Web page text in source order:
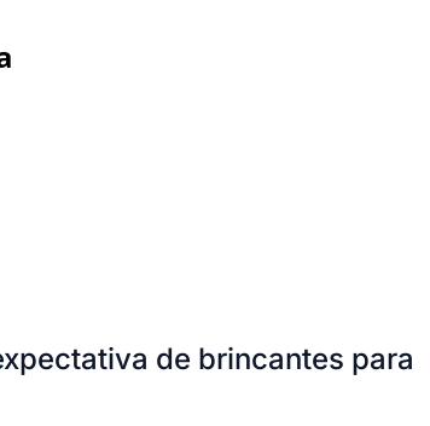
de brincantes para